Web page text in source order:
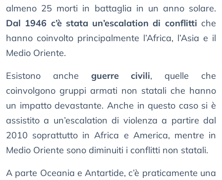
almeno 25 morti in battaglia in un anno solare.
Dal 1946 c’è stata un’escalation di conflitti che
hanno coinvolto principalmente l’Africa, l’Asia e il
Medio Oriente.
Esistono anche guerre civili, quelle che
coinvolgono gruppi armati non statali che hanno
un impatto devastante. Anche in questo caso si è
assistito a un’escalation di violenza a partire dal
2010 soprattutto in Africa e America, mentre in
Medio Oriente sono diminuiti i conflitti non statali.
A parte Oceania e Antartide, c’è praticamente una